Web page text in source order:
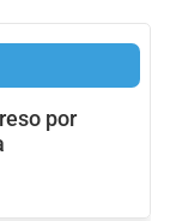
por